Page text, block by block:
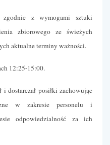
zgodnie z wymogami sztuki
zbiorowego ze świeżych
aktualne terminy ważności.
12:25-15:00.
dostarczał posiłki zachowując
w zakresie personelu i
odpowiedzialność za ich